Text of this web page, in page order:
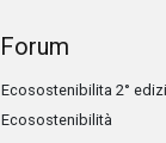
Forum
Ecosostenibilita 2°
Ecosostenibilità